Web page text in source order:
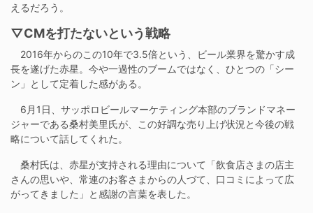
えるだろう。
▽CMを打たないという戦略
2016年からのこの10年で3.5倍という、ビール業界を驚かす成
長を遂げた赤星。今や一過性のブームではなく、ひとつの「シー
ン」として定着した感がある。
6月1日、サッポロビールマーケティング本部のブランドマネー
ジャーである桑村美里氏が、この好調な売り上げ状況と今後の戦
略について話してくれた。
桑村氏は、赤星が支持される理由について「飲食店さまの店主
さんの思いや、常連のお客さまからの人づて、口コミによって広
がってきました」と感謝の言葉を表した。